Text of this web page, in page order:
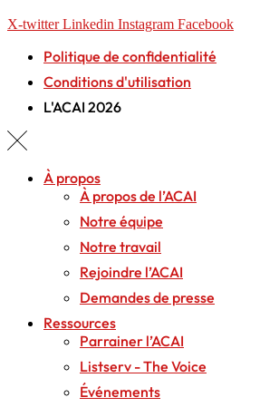
X-twitter Linkedin Instagram Facebook
Politique de confidentialité
Conditions d'utilisation
L'ACAI 2026
À propos
À propos de l’ACAI
Notre équipe
Notre travail
Rejoindre l’ACAI
Demandes de presse
Ressources
Parrainer l’ACAI
Listserv - The Voice
Événements